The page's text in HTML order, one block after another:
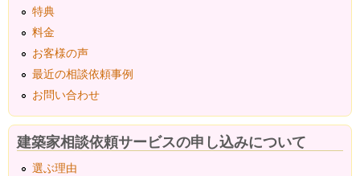
特典
料金
お客様の声
最近の相談依頼事例
お問い合わせ
建築家相談依頼サービスの申し込みについて
選ぶ理由